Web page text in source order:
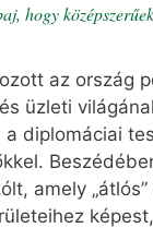
hogy
az ország
üzleti
a diplomáciai
amely